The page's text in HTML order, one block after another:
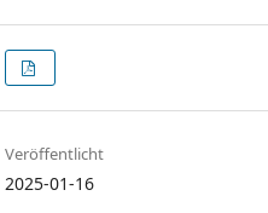
Veröffentlicht
2025-01-16